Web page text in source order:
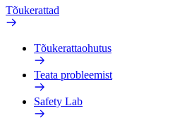
Tõukerattad
Tõukerattaohutus
Teata probleemist
Safety Lab